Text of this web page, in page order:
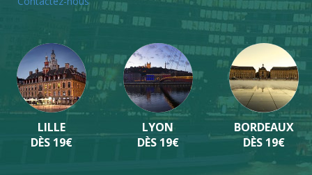
LILLE
DÈS 19€
LYON
DÈS 19€
BORDEAUX
DÈS 19€